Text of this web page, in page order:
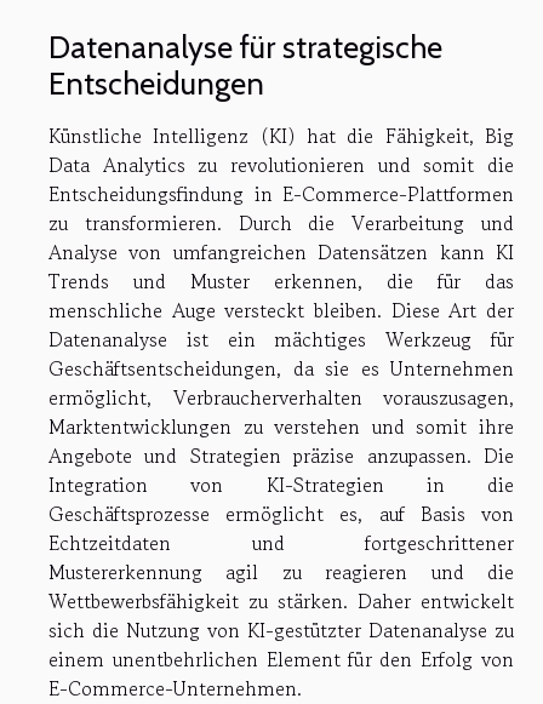
Datenanalyse für strategische
Entscheidungen
Künstliche Intelligenz (KI) hat die Fähigkeit, Big
Data Analytics zu revolutionieren und somit die
Entscheidungsfindung in E-Commerce-Plattformen
zu transformieren. Durch die Verarbeitung und
Analyse von umfangreichen Datensätzen kann KI
Trends und Muster erkennen, die für das
menschliche Auge versteckt bleiben. Diese Art der
Datenanalyse ist ein mächtiges Werkzeug für
Geschäftsentscheidungen, da sie es Unternehmen
ermöglicht, Verbraucherverhalten vorauszusagen,
Marktentwicklungen zu verstehen und somit ihre
Angebote und Strategien präzise anzupassen. Die
Integration von KI-Strategien in die
Geschäftsprozesse ermöglicht es, auf Basis von
Echtzeitdaten und fortgeschrittener
Mustererkennung agil zu reagieren und die
Wettbewerbsfähigkeit zu stärken. Daher entwickelt
sich die Nutzung von KI-gestützter Datenanalyse zu
einem unentbehrlichen Element für den Erfolg von
E-Commerce-Unternehmen.